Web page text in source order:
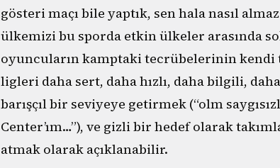
gösteri maçı bile yaptık, sen hala nasıl
ülkemizi bu sporda etkin ülkeler arasında
oyuncuların kamptaki tecrübelerinin kendi
ligleri daha sert, daha hızlı, daha bilgili,
barışçıl bir seviyeye getirmek (“olm
Center’ım…”), ve gizli bir hedef olarak
atmak olarak açıklanabilir.